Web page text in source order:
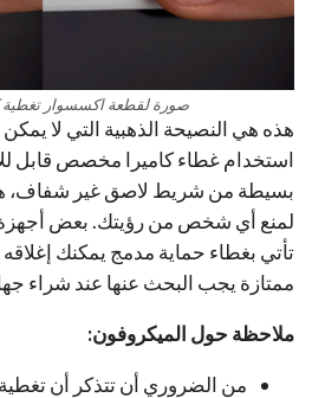
صورة لقطعة اكسسوار تغطية
هذه هي النصيحة الذهبية التي لا يمكن
استخدام غطاء كاميرا مخصص قابل
لمنع أي شخص من رؤيتك. بعض أجهزة
تأتي بغطاء حماية مدمج يمكنك
ممتازة يجب البحث عنها عند شراء
ملاحظة حول الميكروفون:
من الضروري أن تتذكر أن